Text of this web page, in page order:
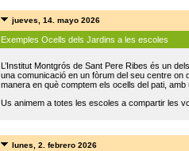
jueves, 14. mayo 2026
Exemples Ocells dels Jardins a les escoles
L’Institut Montgrós de Sant Pere Ribes és un
una comunicació en un fòrum del seu centre on
manera en què comptem els ocells del pati,
Us animem a totes les escoles a compartir les
lunes, 2. febrero 2026